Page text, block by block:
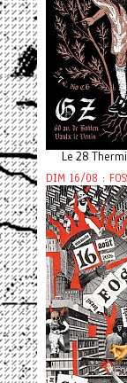
Le 28
DIM 16/08 :